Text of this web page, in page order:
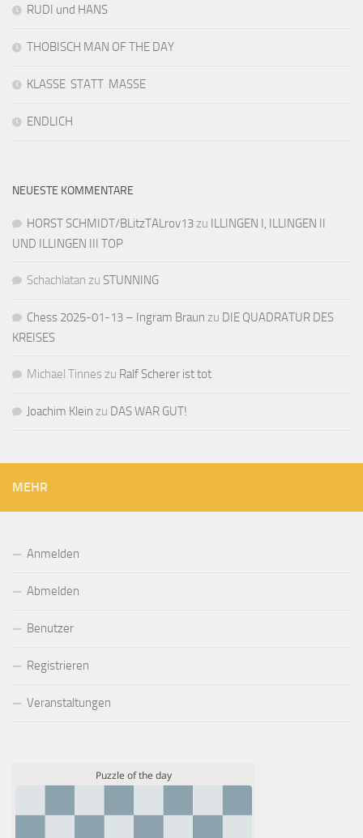
RUDI und HANS
THOBISCH MAN OF THE DAY
KLASSE STATT MASSE
ENDLICH
NEUESTE KOMMENTARE
HORST SCHMIDT/BLitzTALrov13zu ILLINGEN I, ILLINGEN II
UND ILLINGEN III TOP
Schachlatan zu STUNNING
Chess 2025-01-13 – Ingram Braun zu DIE QUADRATUR DES
KREISES
Michael Tinnes zu Ralf Scherer ist tot
Joachim Klein zu DAS WAR GUT!
MEHR
Anmelden
Abmelden
Benutzer
Registrieren
Veranstaltungen